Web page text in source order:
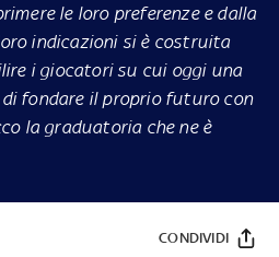
le loro preferenze e dalla
indicazioni si è costruita
i giocatori su cui oggi una
fondare il proprio futuro con
la graduatoria che ne è
CONDIVIDI